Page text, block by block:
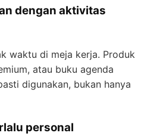
dengan aktivitas
waktu di meja kerja. Produk
atau buku agenda
digunakan, bukan hanya
personal